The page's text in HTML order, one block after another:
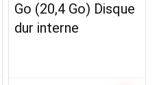
Go (20,4 Go) Disque
dur interne